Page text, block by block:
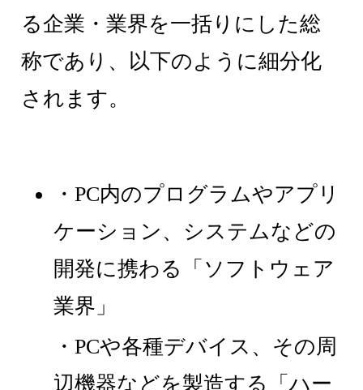
る企業・業界を一括りにした総
称であり、以下のように細分化
されます。
・PC内のプログラムやアプリ
ケーション、システムなどの
開発に携わる「ソフトウェア
業界」
・PCや各種デバイス、その周
辺機器などを製造する「ハー